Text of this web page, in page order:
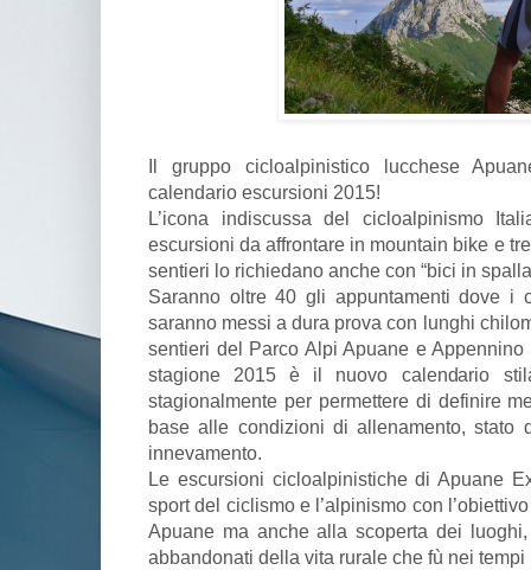
Il gruppo cicloalpinistico lucchese
calendario escursioni 2015!
L’icona indiscussa del cicloalpinismo
escursioni da affrontare in mountain bike e
sentieri lo richiedano anche con “bici in
Saranno oltre 40 gli appuntamenti dove i
saranno messi a dura prova con lunghi
sentieri del Parco Alpi Apuane e
stagione 2015 è il nuovo calendario
stagionalmente per permettere di definire
base alle condizioni di allenamento, stato
innevamento.
Le escursioni cicloalpinistiche di Apuane
sport del ciclismo e l’alpinismo con
Apuane ma anche alla scoperta dei
abbandonati della vita rurale che fù nei